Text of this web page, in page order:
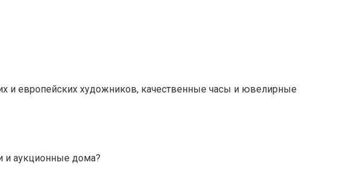
и европейских художников, качественные часы и ювелирные
и аукционные дома?